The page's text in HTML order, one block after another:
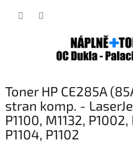
Toner HP CE285A
stran komp. -
P1100, M1132, P1002,
P1104, P1102